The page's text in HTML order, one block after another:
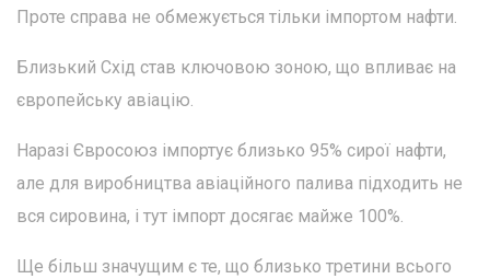
Проте справа не обмежується тільки імпортом нафти.
Близький Схід став ключовою зоною, що впливає на
європейську авіацію.
Наразі Євросоюз імпортує близько 95% сирої нафти,
але для виробництва авіаційного палива підходить не
вся сировина, і тут імпорт досягає майже 100%.
Ще більш значущим є те, що близько третини всього